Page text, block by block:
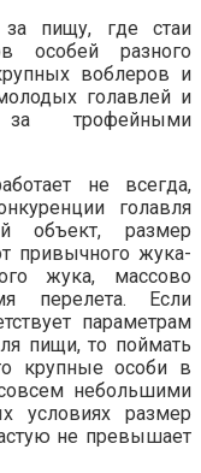
за пищу, где стаи
особей разного
воблеров и
голавлей и
за трофейными
не всегда,
голавля
объект, размер
привычного жука-
жука, массово
перелета. Если
параметрам
пищи, то поймать
крупные особи в
небольшими
условиях размер
не превышает